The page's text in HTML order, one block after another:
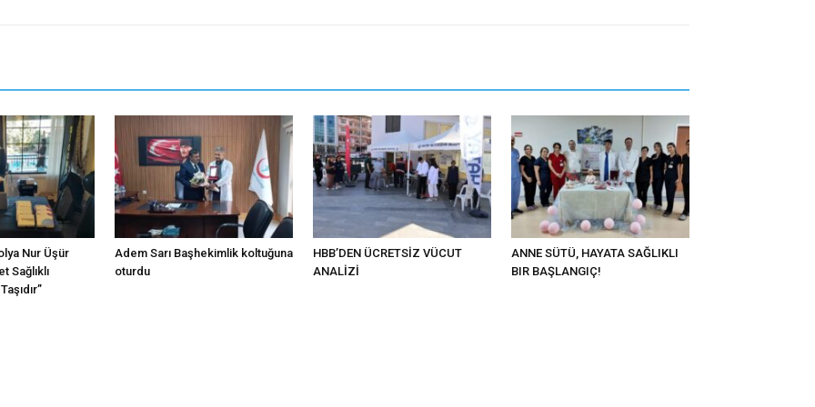
Nur Üşür
Sağlıklı
Adem Sarı Başhekimlik koltuğuna
oturdu
HBB’DEN ÜCRETSİZ VÜCUT
ANALİZİ
ANNE SÜTÜ, HAYATA SAĞLIKLI
BIR BAŞLANGIÇ!